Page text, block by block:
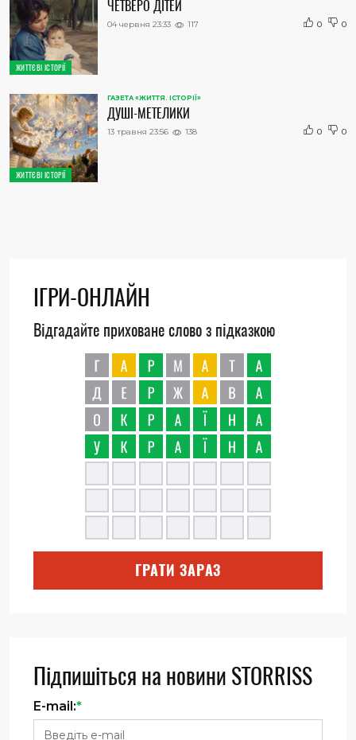
ЖИТТЄВІ ІСТОРІЇ
ЧЕТВЕРО ДІТЕЙ
04 червня 23:33 117 0 0
ЖИТТЄВІ ІСТОРІЇ
ГАЗЕТА «ЖИТТЯ. ІСТОРІЇ»
ДУШІ-МЕТЕЛИКИ
13 травня 23:56 138 0 0
ІГРИ-ОНЛАЙН
Відгадайте приховане слово з підказкою
ГРАТИ ЗАРАЗ
Підпишіться на новини STORRISS
E-mail:*